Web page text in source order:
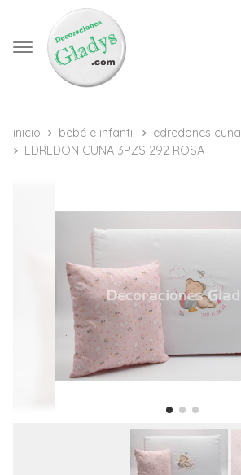
inicio bebé e infantil
edredones cuna
EDREDON CUNA 3PZS 292 ROSA